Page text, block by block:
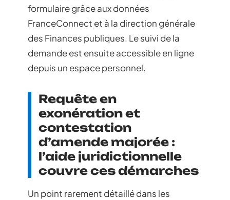
formulaire grâce aux données
FranceConnect et à la direction générale
des Finances publiques. Le suivi de la
demande est ensuite accessible en ligne
depuis un espace personnel.
Requête en
exonération et
contestation
d’amende majorée :
l’aide juridictionnelle
couvre ces démarches
Un point rarement détaillé dans les